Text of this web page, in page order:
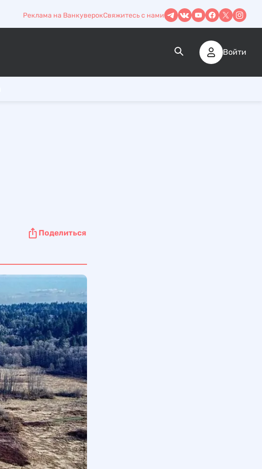
Реклама на ВанкуверокСвяжитесь с нами
Войти
Поделиться